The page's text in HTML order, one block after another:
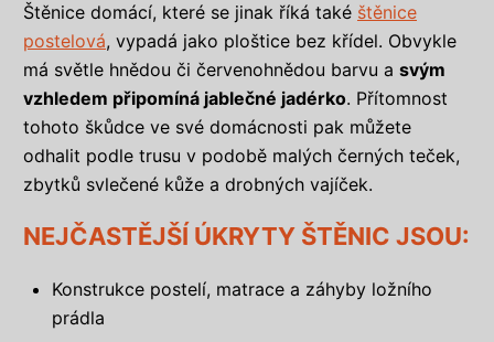
Štěnice domácí, které se jinak říká také štěnice
postelová, vypadá jako ploštice bez křídel. Obvykle
má světle hnědou či červenohnědou barvu a svým
vzhledem připomíná jablečné jadérko. Přítomnost
tohoto škůdce ve své domácnosti pak můžete
odhalit podle trusu v podobě malých černých teček,
zbytků svlečené kůže a drobných vajíček.
NEJČASTĚJŠÍ ÚKRYTY ŠTĚNIC JSOU:
Konstrukce postelí, matrace a záhyby ložního
prádla